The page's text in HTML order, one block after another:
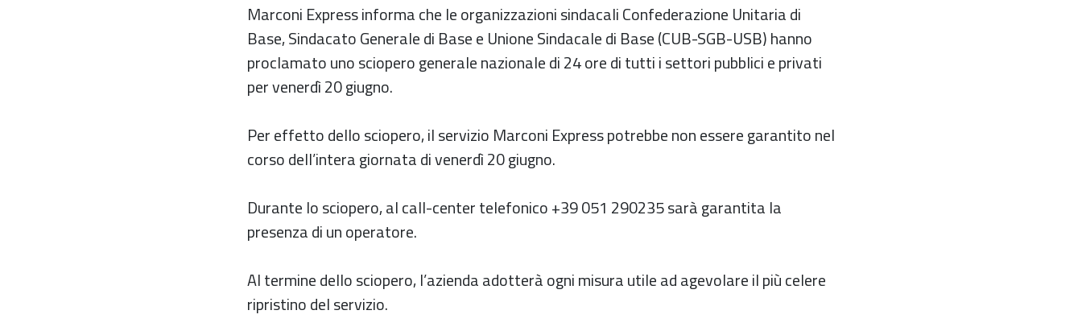
Marconi Express informa che le organizzazioni sindacali Confederazione Unitaria di
Base, Sindacato Generale di Base e Unione Sindacale di Base (CUB-SGB-USB) hanno
proclamato uno sciopero generale nazionale di 24 ore di tutti i settori pubblici e privati
per venerdì 20 giugno.
Per effetto dello sciopero, il servizio Marconi Express potrebbe non essere garantito nel
corso dell’intera giornata di venerdì 20 giugno.
Durante lo sciopero, al call-center telefonico +39 051 290235 sarà garantita la
presenza di un operatore.
Al termine dello sciopero, l’azienda adotterà ogni misura utile ad agevolare il più celere
ripristino del servizio.